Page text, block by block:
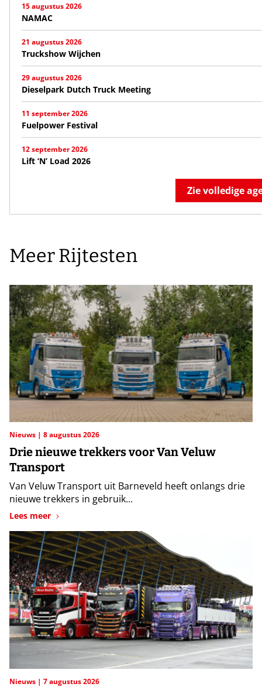
15 augustus 2026
NAMAC
21 augustus 2026
Truckshow Wijchen
29 augustus 2026
Dieselpark Dutch Truck Meeting
11 september 2026
Fuelpower Festival
12 september 2026
Lift ‘N’ Load 2026
Zie volledige
Meer Rijtesten
Nieuws 8 augustus 2026
Drie nieuwe trekkers voor Van Veluw
Transport
Van Veluw Transport uit Barneveld heeft onlangs drie
nieuwe trekkers in gebruik...
Lees meer
Nieuws 7 augustus 2026